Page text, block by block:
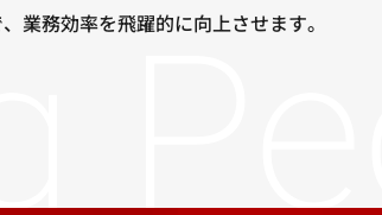
業務効率を飛躍的に向上させます。